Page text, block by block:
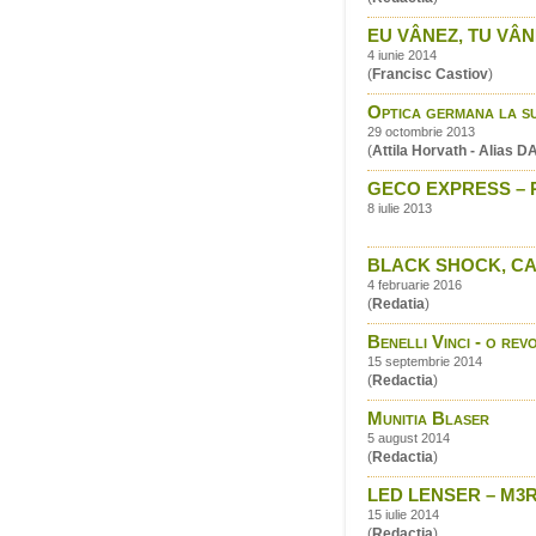
EU VÂNEZ, TU
4 iunie 2014
(Francisc Castiov)
Optica germana la
29 octombrie 2013
(Attila Horvath - Alias
GECO EXPRESS –
8 iulie 2013
BLACK SHOCK,
4 februarie 2016
(Redatia)
Benelli Vinci - o
15 septembrie 2014
(Redactia)
Munitia Blaser
5 august 2014
(Redactia)
LED LENSER – M3R
15 iulie 2014